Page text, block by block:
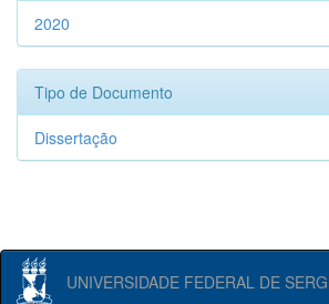
2020
Tipo de Documento
Dissertação
UNIVERSIDADE FEDERAL DE